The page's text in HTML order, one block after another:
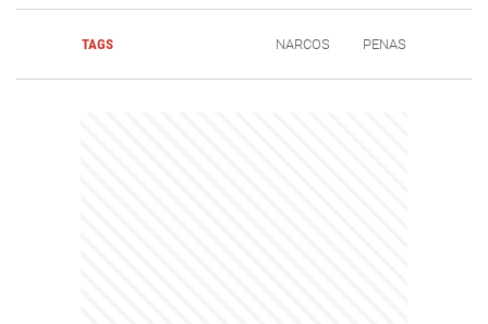
TAGS NARCOS PENAS